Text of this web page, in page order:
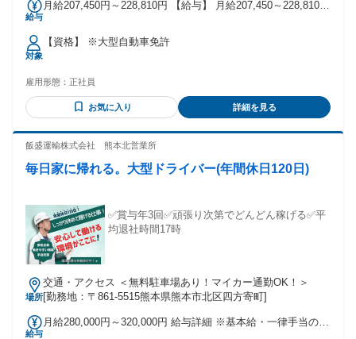
給与
月給207,450円～228,810円 【給与】 月給207,450～228,810円
・住宅手当(世帯主であれば4,000円) ・大型手当 ・深夜業手当
・残業手当 ・通勤手当 など ＜月収例230,000～300,000円可
対象
【資格】 ※大型自動車免許
雇用形態： 正社員
お気に入り 詳細を見る
飯盛運輸株式会社 熊本北営業所
毎日家に帰れる。大型ドライバー(年間休日120日)
✅賞与年3回✅頑張り次第でどんどん稼げる✅平
均退社時間17時
場所
交通・アクセス ＜無料駐車場あり！マイカー通勤OK！＞
[勤務地：〒861-5515熊本県熊本市北区四方寄町]
給与
月給280,000円～320,000円 給与詳細 ※基本給・一律手当の総